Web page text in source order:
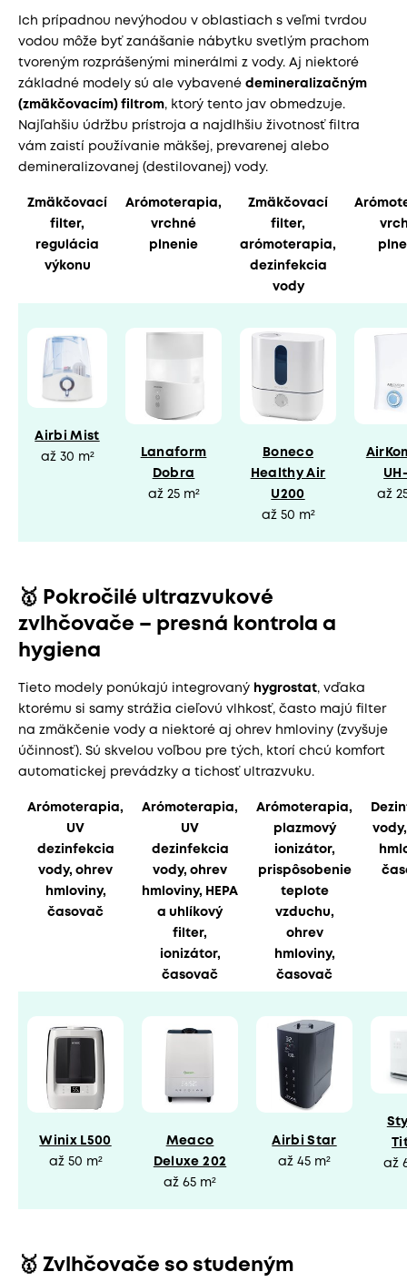
Ich prípadnou nevýhodou v oblastiach s veľmi tvrdou
vodou môže byť zanášanie nábytku svetlým prachom
tvoreným rozprášenými minerálmi z vody. Aj niektoré
základné modely sú ale vybavené demineralizačným
(zmäkčovacím) filtrom, ktorý tento jav obmedzuje.
Najľahšiu údržbu prístroja a najdlhšiu životnosť filtra
vám zaistí používanie mäkšej, prevarenej alebo
demineralizovanej (destilovanej) vody.
Zmäkčovací
filter,
regulácia
výkonu
Arómoterapia,
vrchné
plnenie
Zmäkčovací
filter,
arómoterapia,
dezinfekcia
vody
Airbi Mist
až 30 m²
Lanaform
Dobra
až 25 m²
Boneco
Healthy Air
U200
až 50 m²
až
🥇 Pokročilé ultrazvukové
zvlhčovače – presná kontrola a
hygiena
Tieto modely ponúkajú integrovaný hygrostat, vďaka
ktorému si samy strážia cieľovú vlhkosť, často majú filter
na zmäkčenie vody a niektoré aj ohrev hmloviny (zvyšuje
účinnosť). Sú skvelou voľbou pre tých, ktorí chcú komfort
automatickej prevádzky a tichosť ultrazvuku.
Arómoterapia,
UV
dezinfekcia
vody, ohrev
hmloviny,
časovač
Arómoterapia,
UV
dezinfekcia
vody, ohrev
hmloviny, HEPA
a uhlíkový
filter,
ionizátor,
časovač
Arómoterapia,
plazmový
ionizátor,
prispôsobenie
teplote
vzduchu,
ohrev
hmloviny,
časovač
Winix L500
až 50 m²
Meaco
Deluxe 202
až 65 m²
Airbi Star
až 45 m²
až
🥇 Zvlhčovače so studeným